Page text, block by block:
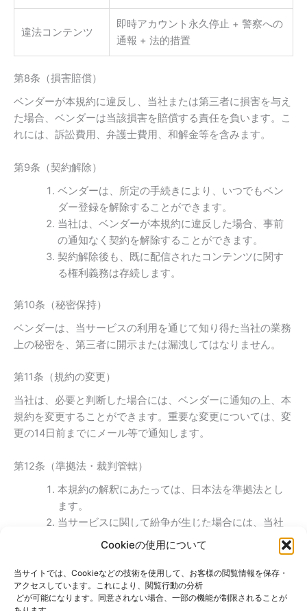
Cookieの使用について
当サイトでは、Cookieなどの技術を使用して、お客様の閲覧情報を保存・
アクセスしています。これにより、閲覧行動の分析
どが可能になります。同意されない場合、一部の機能が制限されることが
違法コンテンツ
即時アカウント永久停止 + 警察への
通報 + 法的措置
第8条（損害賠償）
ベンダーが本規約に違反し、当社または第三者に損害を与え
た場合、ベンダーは当該損害を賠償する責任を負います。こ
れには、訴訟費用、弁護士費用、和解金等を含みます。
第9条（契約解除）
ベンダーは、所定の手続きにより、いつでもベン
ダー登録を解除することができます。
当社は、ベンダーが本規約に違反した場合、事前
の通知なく契約を解除することができます。
契約解除後も、既に配信されたコンテンツに関す
る権利義務は存続します。
第10条（秘密保持）
ベンダーは、当サービスの利用を通じて知り得た当社の業務
上の秘密を、第三者に開示または漏洩してはなりません。
第11条（規約の変更）
当社は、必要と判断した場合には、ベンダーに通知の上、本
規約を変更することができます。重要な変更については、変
更の14日前までにメール等で通知します。
第12条（準拠法・裁判管轄）
本規約の解釈にあたっては、日本法を準拠法とし
ます。
当サービスに関して紛争が生じた場合には、当社
の本店所在地を管轄する裁判所を専属的合意管轄
制定日：2025年12月5日